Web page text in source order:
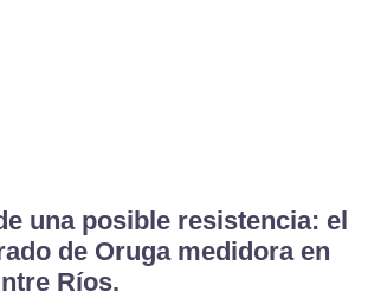
una posible resistencia: el
de Oruga medidora en
Ríos.